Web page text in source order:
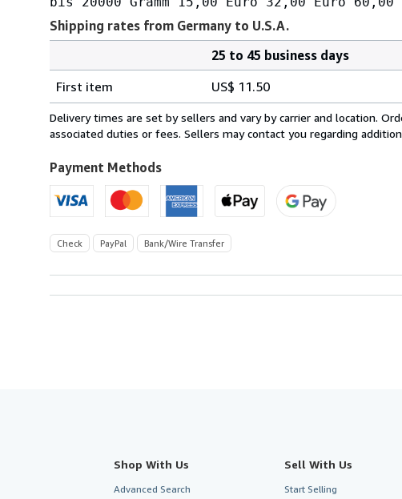
Shipping rates from Germany to U.S.A.
rates
from
Germany
U.S.A.
25 to 45 business days
First item
US$ 11.50
Delivery times are set by sellers and vary by carrier and location.
associated duties or fees. Sellers may contact you regarding
Payment Methods
Check PayPal Bank/Wire Transfer
Shop With Us
Advanced Search
Sell With Us
Start Selling